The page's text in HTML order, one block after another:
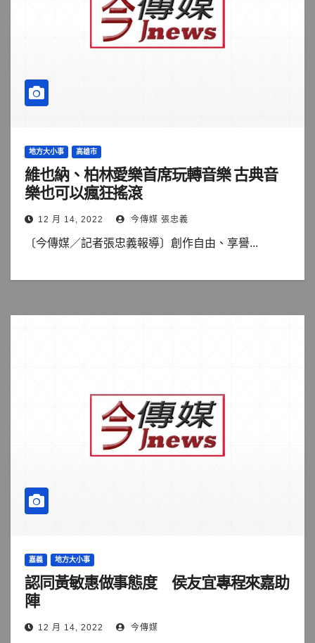
地方大小事 高雄市
維也納、柏林愛樂首席玩轉音樂 古典音
樂也可以瘋狂搖滾
12 月 14, 2022 今傳媒 張忠義
〔今傳媒／記者張忠義報導〕創作自由、享譽...
嘉義 地方大小事
認同黃敏惠做事態度 侯友宜專程來嘉助
陣
12 月 14, 2022 今傳媒